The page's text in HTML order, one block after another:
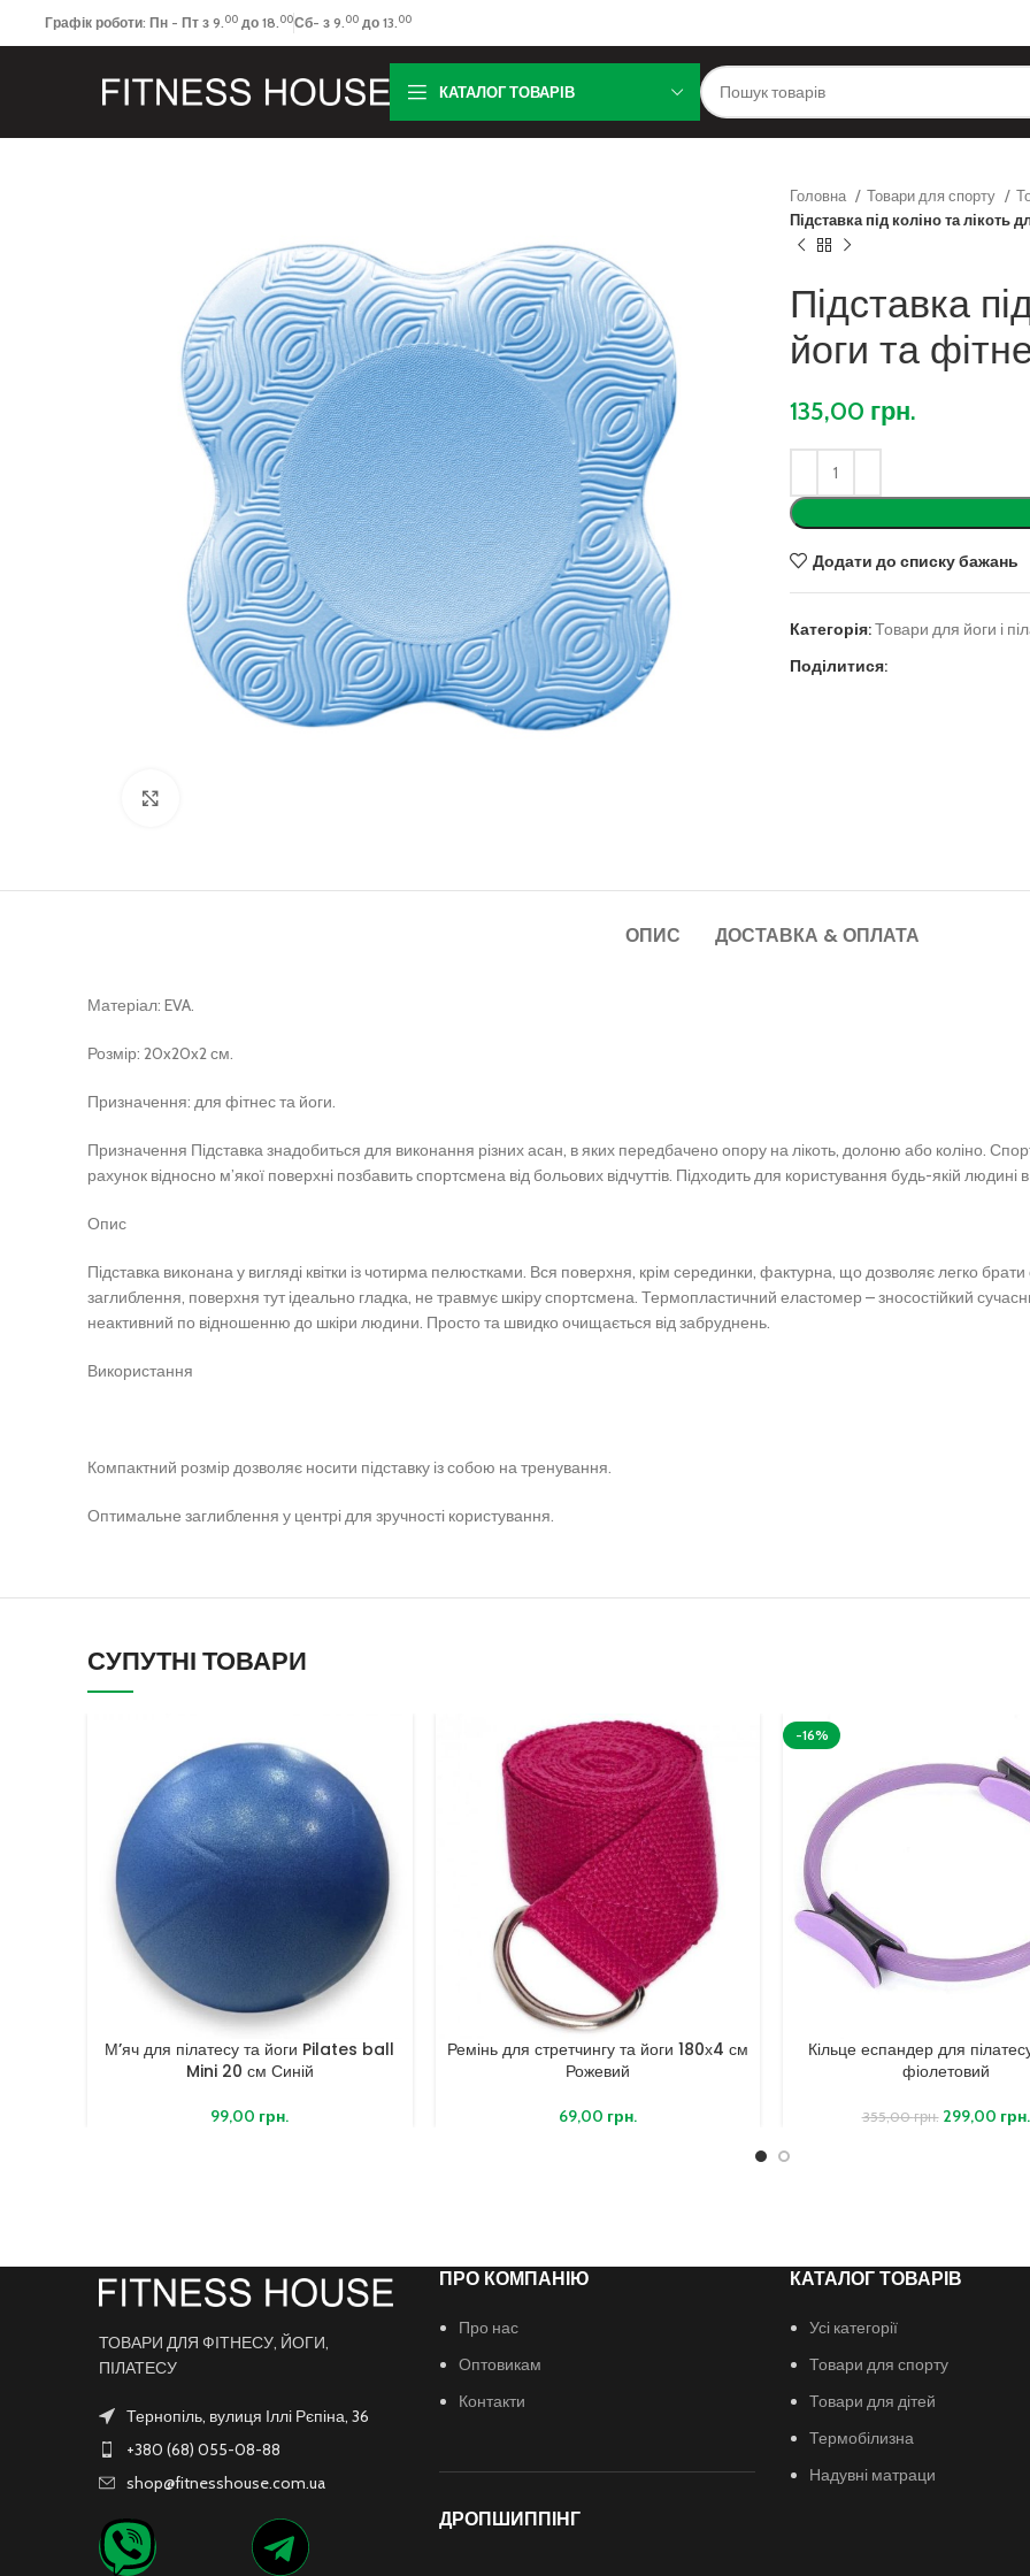
Графік роботи: Пн - Пт з 9.00до 18.00Сб- з 9.00до 13.00
КАТАЛОГ ТОВАРІВ
Головна Товари для спорту
Підставка під коліно та лікоть
Підставка
йоги та
135,00 грн.
Додати до списку бажань
Категорія:Товари для йоги і
Поділитися:
ОПИС ДОСТАВКА & ОПЛАТА
Матеріал: EVA.
Розмір: 20x20x2 см.
Призначення: для фітнес та йоги.
Призначення Підставка знадобиться для виконання різних асан, в яких передбачено опору на лікоть, долоню або коліно.
рахунок відносно м’якої поверхні позбавить спортсмена від больових відчуттів. Підходить для користування будь-якій людині
Опис
Підставка виконана у вигляді квітки із чотирма пелюстками. Вся поверхня, крім серединки, фактурна, що дозволяє легко брати
заглиблення, поверхня тут ідеально гладка, не травмує шкіру спортсмена. Термопластичний еластомер – зносостійкий
неактивний по відношенню до шкіри людини. Просто та швидко очищається від забруднень.
Використання
Компактний розмір дозволяє носити підставку із собою на тренування.
Оптимальне заглиблення у центрі для зручності користування.
СУПУТНІ ТОВАРИ
М’яч для пілатесу та йоги Pilates ball
Mini 20 см Синій
99,00 грн.
Ремінь для стретчингу та йоги 180х4 см
Рожевий
69,00 грн.
-16%
Кільце еспандер для
фіолетовий
355,00грн. 299,00 грн.
ТОВАРИ ДЛЯ ФІТНЕСУ, ЙОГИ,
ПІЛАТЕСУ
Тернопіль, вулиця Іллі Рєпіна, 36
+380 (68) 055-08-88
shop@fitnesshouse.com.ua
ПРО КОМПАНІЮ
Про нас
Оптовикам
Контакти
ДРОПШИППІНГ
КАТАЛОГ ТОВАРІВ
Усі категорії
Товари для спорту
Товари для дітей
Термобілизна
Надувні матраци